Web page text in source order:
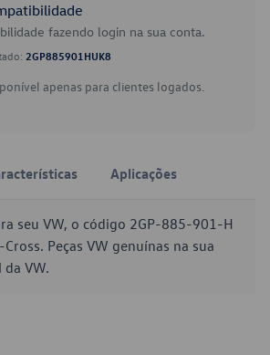
fazendo login na sua conta.
2GP885901HUK8
apenas para clientes logados.
Aplicações
seu VW, o código 2GP-885-901-H
Peças VW genuínas na sua
VW.